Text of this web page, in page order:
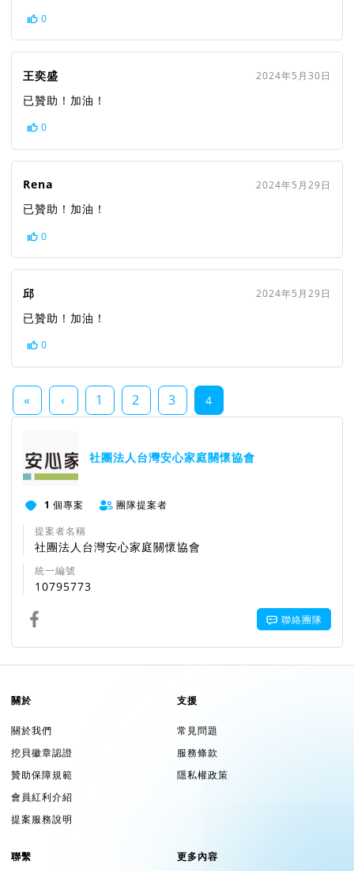
0
王奕盛 2024年5月30日
已贊助！加油！
0
Rena 2024年5月29日
已贊助！加油！
0
邱 2024年5月29日
已贊助！加油！
0
« ‹ 1 2 3 4
社團法人台灣安心家庭關懷協會
1 個專案
團隊提案者
提案者名稱
社團法人台灣安心家庭關懷協會
統一編號
10795773
聯絡團隊
關於
關於我們
挖貝徽章認證
贊助保障規範
會員紅利介紹
提案服務說明
支援
常見問題
服務條款
隱私權政策
聯繫 更多內容